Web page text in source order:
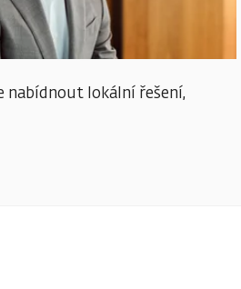
nabídnout lokální řešení,